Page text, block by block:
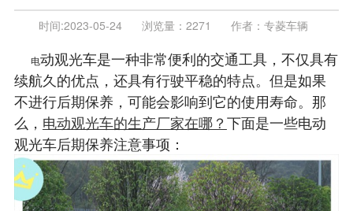
时间:2023-05-24 浏览量： 2271 作者： 专菱车辆
电动观光车是一种非常便利的交通工具，不仅具有
续航久的优点，还具有行驶平稳的特点。但是如果
不进行后期保养，可能会影响到它的使用寿命。那
么， 电动观光车的生产厂家在哪？下面是一些电动
观光车后期保养注意事项：